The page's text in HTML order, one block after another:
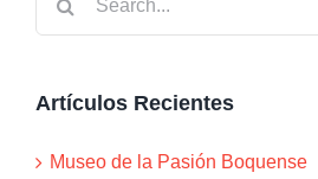
Artículos Recientes
Museo de la Pasión Boquense